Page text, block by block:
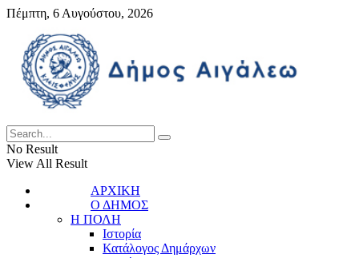
Πέμπτη, 6 Αυγούστου, 2026
No Result
View All Result
ΑΡΧΙΚΗ
Ο ΔΗΜΟΣ
Η ΠΟΛΗ
Ιστορία
Κατάλογος Δημάρχων